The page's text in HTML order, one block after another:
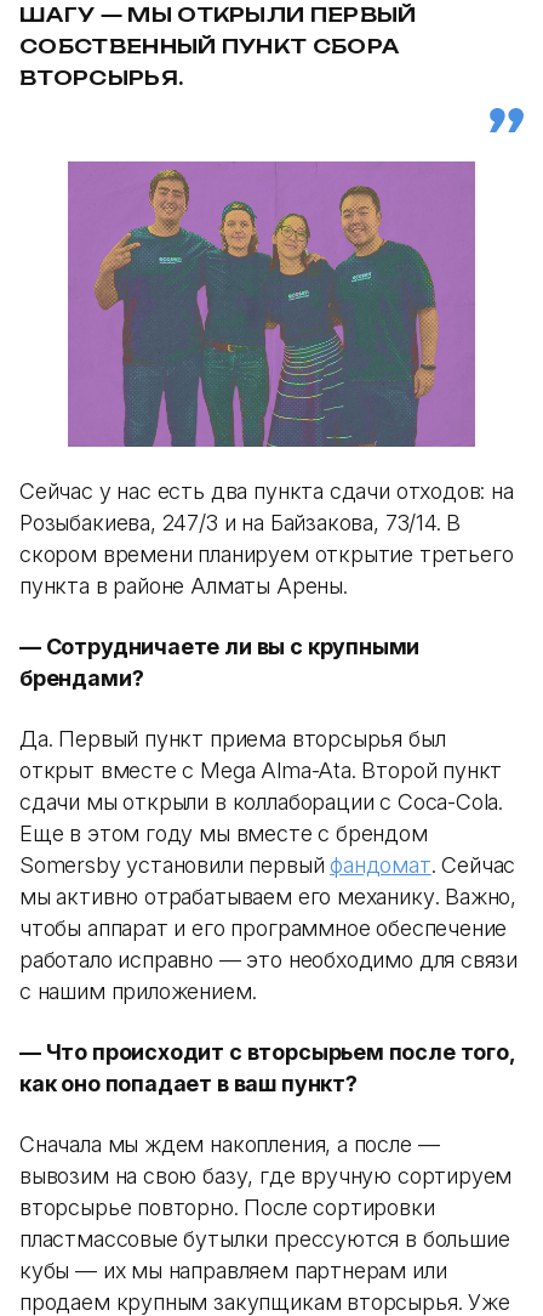
ШАГУ — МЫ ОТКРЫЛИ ПЕРВЫЙ
СОБСТВЕННЫЙ ПУНКТ СБОРА
ВТОРСЫРЬЯ.
Сейчас у нас есть два пункта сдачи отходов: на
Розыбакиева, 247/3 и на Байзакова, 73/1​4. В
скором времени планируем открытие третьего
пункта в районе Алматы Арены.
— Сотрудничаете ли вы с крупными
брендами?
Да. Первый пункт приема вторсырья был
открыт вместе с Mega Alma-Ata. Второй пункт
сдачи мы открыли в коллаборации с Coca-Cola.
Еще в этом году мы вместе с брендом
Somersby установили первыйфандомат. Сейчас
мы активно отрабатываем его механику. Важно,
чтобы аппарат и его программное обеспечение
работало исправно — это необходимо для связи
с нашим приложением.
— Что происходит с вторсырьем после того,
как оно попадает в ваш пункт?
Сначала мы ждем накопления, а после —
вывозим на свою базу, где вручную сортируем
вторсырье повторно. После сортировки
пластмассовые бутылки прессуются в большие
кубы — их мы направляем партнерам или
продаем крупным закупщикам вторсырья. Уже